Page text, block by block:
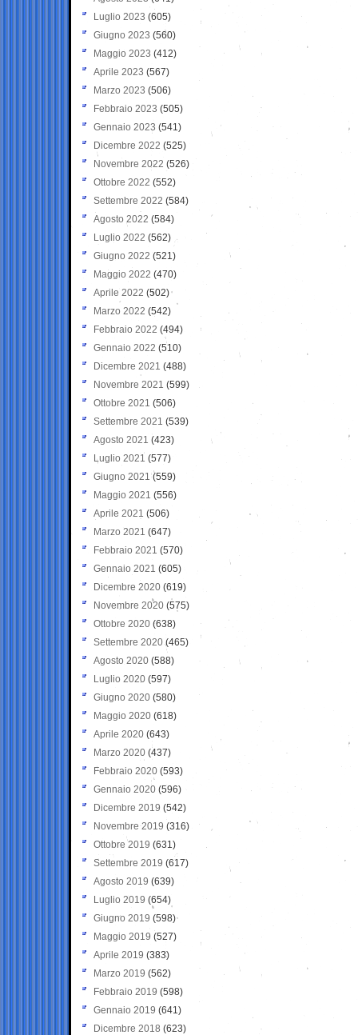
Luglio 2023 (605)
Giugno 2023 (560)
Maggio 2023 (412)
Aprile 2023 (567)
Marzo 2023 (506)
Febbraio 2023 (505)
Gennaio 2023 (541)
Dicembre 2022 (525)
Novembre 2022 (526)
Ottobre 2022 (552)
Settembre 2022 (584)
Agosto 2022 (584)
Luglio 2022 (562)
Giugno 2022 (521)
Maggio 2022 (470)
Aprile 2022 (502)
Marzo 2022 (542)
Febbraio 2022 (494)
Gennaio 2022 (510)
Dicembre 2021 (488)
Novembre 2021 (599)
Ottobre 2021 (506)
Settembre 2021 (539)
Agosto 2021 (423)
Luglio 2021 (577)
Giugno 2021(559)
Maggio 2021 (556)
Aprile 2021 (506)
Marzo 2021 (647)
Febbraio 2021 (570)
Gennaio 2021 (605)
Dicembre 2020 (619)
Novembre 2020 (575)
Ottobre 2020 (638)
Settembre 2020(465)
Agosto 2020 (588)
Luglio 2020 (597)
Giugno 2020 (580)
Maggio 2020 (618)
Aprile 2020 (643)
Marzo 2020 (437)
Febbraio 2020 (593)
Gennaio 2020 (596)
Dicembre 2019 (542)
Novembre 2019 (316)
Ottobre 2019 (631)
Settembre 2019 (617)
Agosto 2019 (639)
Luglio 2019 (654)
Giugno 2019 (598)
Maggio 2019 (527)
Aprile 2019 (383)
Marzo 2019 (562)
Febbraio 2019 (598)
Gennaio 2019 (641)
Dicembre 2018 (623)